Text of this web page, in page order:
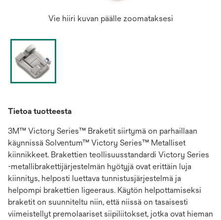
Vie hiiri kuvan päälle zoomataksesi
Tietoa tuotteesta
3M™ Victory Series™ Braketit siirtymä on parhaillaan
käynnissä Solventum™ Victory Series™ Metalliset
kiinnikkeet. Brakettien teollisuusstandardi Victory Series
-metallibrakettijärjestelmän hyötyjä ovat erittäin luja
kiinnitys, helposti luettava tunnistusjärjestelmä ja
helpompi brakettien ligeeraus. Käytön helpottamiseksi
braketit on suunniteltu niin, että niissä on tasaisesti
viimeistellyt premolaariset siipiliitokset, jotka ovat hieman